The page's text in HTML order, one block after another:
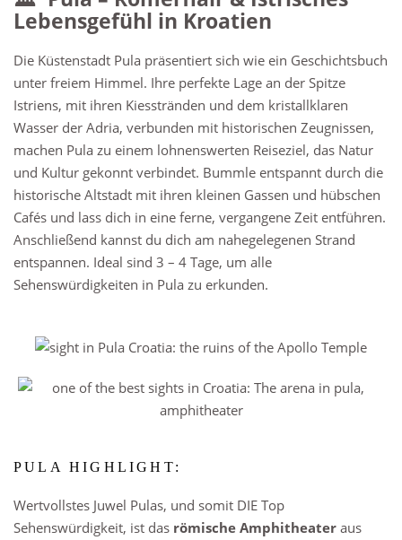
Lebensgefühl in Kroatien
Die Küstenstadt Pula präsentiert sich wie ein Geschichtsbuch
unter freiem Himmel. Ihre perfekte Lage an der Spitze
Istriens, mit ihren Kiesstränden und dem kristallklaren
Wasser der Adria, verbunden mit historischen Zeugnissen,
machen Pula zu einem lohnenswerten Reiseziel, das Natur
und Kultur gekonnt verbindet. Bummle entspannt durch die
historische Altstadt mit ihren kleinen Gassen und hübschen
Cafés und lass dich in eine ferne, vergangene Zeit entführen.
Anschließend kannst du dich am nahegelegenen Strand
entspannen. Ideal sind 3 – 4 Tage, um alle
Sehenswürdigkeiten in Pula zu erkunden.
PULA HIGHLIGHT:
Wertvollstes Juwel Pulas, und somit DIE Top
Sehenswürdigkeit, ist das römische Amphitheater aus